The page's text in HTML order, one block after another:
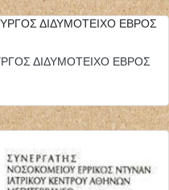
ΔΙΔΥΜΟΤΕΙΧΟ ΕΒΡΟΣ